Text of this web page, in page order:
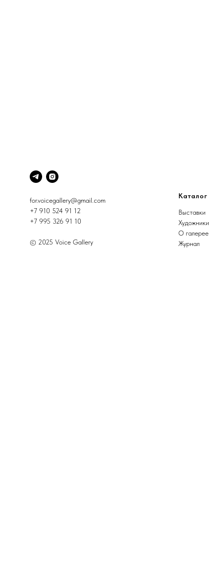
for.voicegallery@gmail.com
+7 910 524 91 12
+7 995 326 91 10
© 2025 Voice Gallery
Каталог
Выставки
Художники
О галерее
Журнал